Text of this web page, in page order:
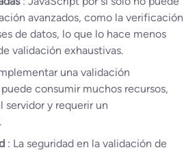
avanzados, como la verificación
de datos, lo que lo hace menos
validación exhaustivas.
una validación
consumir muchos recursos,
y requerir un
: La seguridad en la validación de